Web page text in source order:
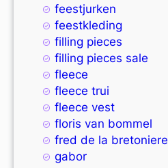
feestjurken
feestkleding
filling pieces
filling pieces sale
fleece
fleece trui
fleece vest
floris van bommel
fred de la bretoniere
gabor